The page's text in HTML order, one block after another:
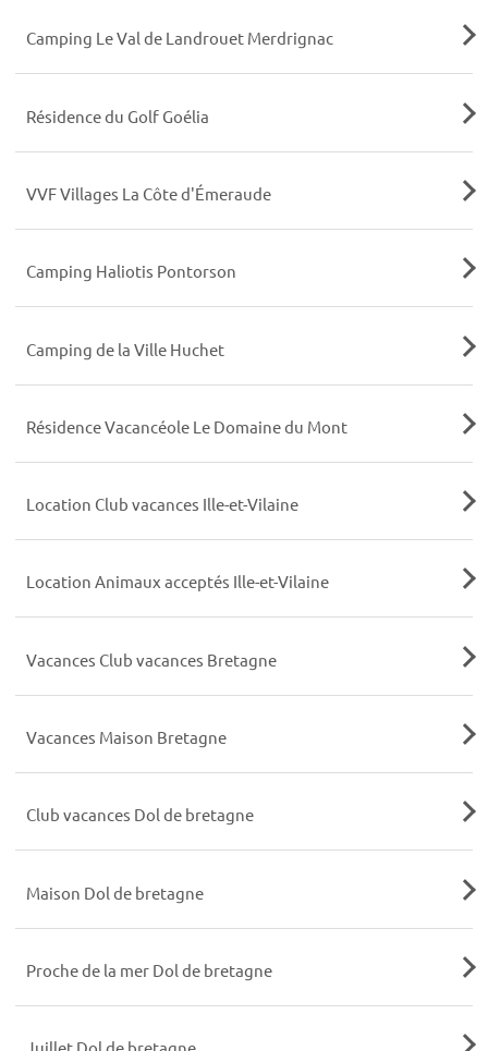
Camping Le Val de Landrouet Merdrignac
Résidence du Golf Goélia
VVF Villages La Côte d'Émeraude
Camping Haliotis Pontorson
Camping de la Ville Huchet
Résidence Vacancéole Le Domaine du Mont
Location Club vacances Ille-et-Vilaine
Location Animaux acceptés Ille-et-Vilaine
Vacances Club vacances Bretagne
Vacances Maison Bretagne
Club vacances Dol de bretagne
Maison Dol de bretagne
Proche de la mer Dol de bretagne